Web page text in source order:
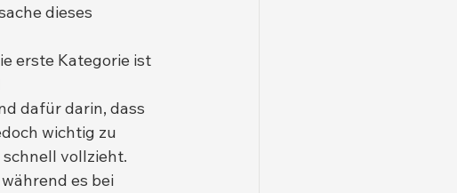
dieses
erste Kategorie ist
dafür darin, dass
wichtig zu
vollzieht.
es bei